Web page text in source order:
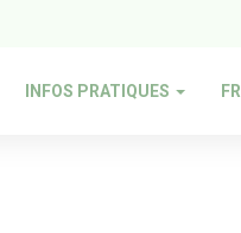
INFOS PRATIQUES FR